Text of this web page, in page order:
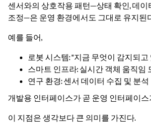
센서와의 상호작용 패턴—상태 확인, 데이
조정—은 운영 환경에서도 그대로 유지된
예를 들어,
로봇 시스템: “지금 무엇이 감지되고
스마트 인프라: 실시간 객체 움직임
연구 환경: 센서 데이터 수집 및 분석
개발용 인터페이스가 곧 운영 인터페이스
이 지점은 생각보다 큰 의미를 가진다.